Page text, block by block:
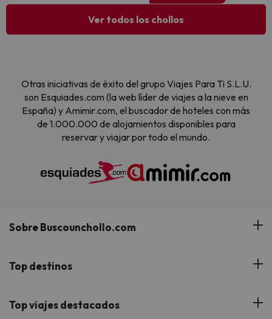
Ver todos los chollos
Otras iniciativas de éxito del grupo Viajes Para Ti S.L.U.
son Esquiades.com (la web líder de viajes a la nieve en
España) y Amimir.com, el buscador de hoteles con más
de 1.000.000 de alojamientos disponibles para
reservar y viajar por todo el mundo.
Sobre Buscounchollo.com
¿Quiénes somos?
Buscounchollo en los medios
Top destinos
Hoteles Andalucía
Top viajes destacados